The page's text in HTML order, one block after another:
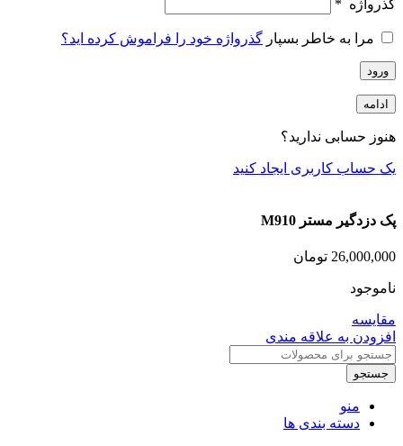
گذرواژه *
مرا به خاطر بسپار گذرواژه خود را فراموش کرده اید؟
ورود
ادامه
هنوز حسابی ندارید؟
یک حساب کاربری ایجاد کنید
پک دزدگیر مستر M910
26,000,000 تومان
ناموجود
مقایسه
افزودن به علاقه مندی
جستجو
منو
دسته بندی ها